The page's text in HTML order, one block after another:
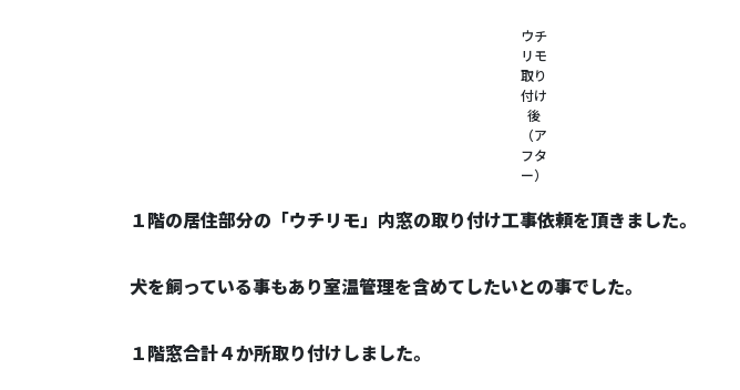
ウチ
リモ
取り
付け
後
（ア
フタ
ー）
１階の居住部分の「ウチリモ」内窓の取り付け工事依頼を頂きました。
犬を飼っている事もあり室温管理を含めてしたいとの事でした。
１階窓合計４か所取り付けしました。